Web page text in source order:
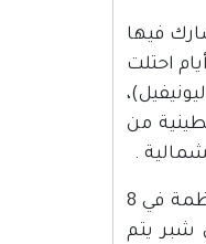
شارك فيها
احتلت
(اليونيفيل)،
من
الهزة الأخرى التي تعرضت لها الثورة الفلسطينية تمثلت في الاختلاف الفلسطيني الذي أعقب تبني المنظمة في 8
أي شبر يتم